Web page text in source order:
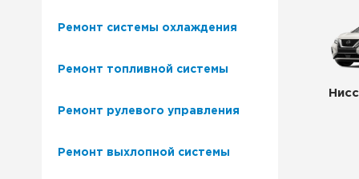
Ремонт системы охлаждения
Ремонт топливной системы
Ремонт рулевого управления
Ремонт выхлопной системы